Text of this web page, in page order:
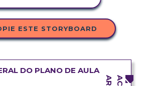
ESTE STORYBOARD
DO PLANO DE AULA